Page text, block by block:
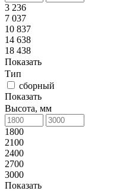
3 236
7 037
10 837
14 638
18 438
Показать
Тип
сборный
Показать
Высота, мм
1800
2100
2400
2700
3000
Показать